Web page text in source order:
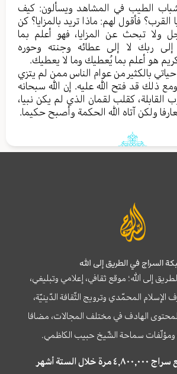
الطيب في المشاهد ويسألون: كيف
فأقول لهم: ماذا تريد بالمزايا؟ كن
ولا تبحث عن المزايا، فهو أعلم بما
ربك لا إلى عطائه وجنته وحوره
هو أعلم بما يُعطيك وما لا يعطيك.
بالكثير من عوام الناس ممن لم يتزي
ذلك قد فتح الله عليه. إن الله سبحانه
القابلة، كقلب لقمان الذي لم يكن نبيا،
ولكن آتاه الله الحكمة وأصبح حكيما.
السراج في الطريق إلى الله
إلى الله؛ موقع ثقافي، إعلامي وتبليغي،
المحمّدي وترويج الثّقافة الدّينيّة،
الهادف في مختلف المجالات، مضافا
سماحة الشّيخ حبيب الكاظمي.
تمّت زيارة موقع سراج ٤,٨٠٠,٠٠٠ مرة خلال الستة أشهر